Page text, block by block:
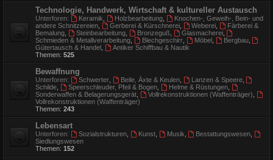
Technologie, Handwerk, Wirtschaft & kultureller Austausch
Unterforen: Keramik Holzbearbeitung,
Knochen-, Geweih-, Bein- und
andere Schnitzereien
Gerberei & Kürschnerei, Weberei,
Färberei &
Bemalung
Steinbearbeitung, Bronzeguß Glasmacherei,
Schmieden & Metallverarbeitung
Blechgeschirr, Möbel Bergbau,
Gütertausch & Handel
Antiker Schiffbau & Nautik
Themen: 525
Bewaffnung
Unterforen: Schwerter, Beile, Äxte & Keulen, Lanzen & Speere,
Schilde
Speerschleuder, Pfeil & Bogen, Helme & Rüstungen,
Sonderwaffen & Belagerungsgerät
Vollrekonstruktionen (Waffenträger)
Vollrekonstruktionen (Waffenträger)
Themen: 243
Lebensart
Unterforen: Sozialstrukturen, Kunst, Musik Bestattungswesen
Siedlungswesen
Themen: 152